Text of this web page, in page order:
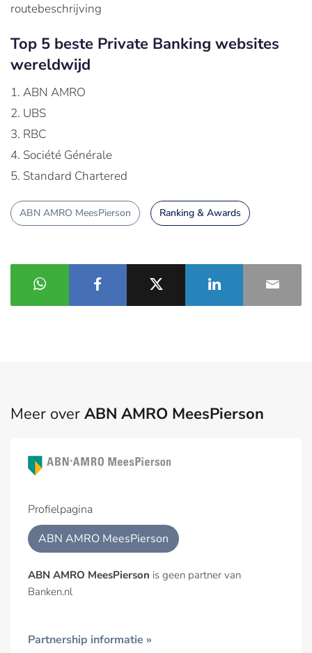
routebeschrijving
Top 5 beste Private Banking websites
wereldwijd
1. ABN AMRO
2. UBS
3. RBC
4. Société Générale
5. Standard Chartered
ABN AMRO MeesPierson Ranking & Awards
Meer over ABN AMRO MeesPierson
Profielpagina
ABN AMRO MeesPierson
ABN AMRO MeesPierson is geen partner van
Banken.nl
Partnership informatie »